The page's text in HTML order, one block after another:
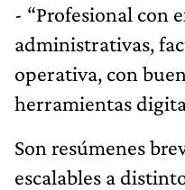
- “Profesional con
administrativas,
operativa, con
herramientas
Son resúmenes
escalables a